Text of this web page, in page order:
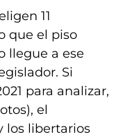
11
que el piso
llegue a ese
Si
para analizar,
el
los libertarios